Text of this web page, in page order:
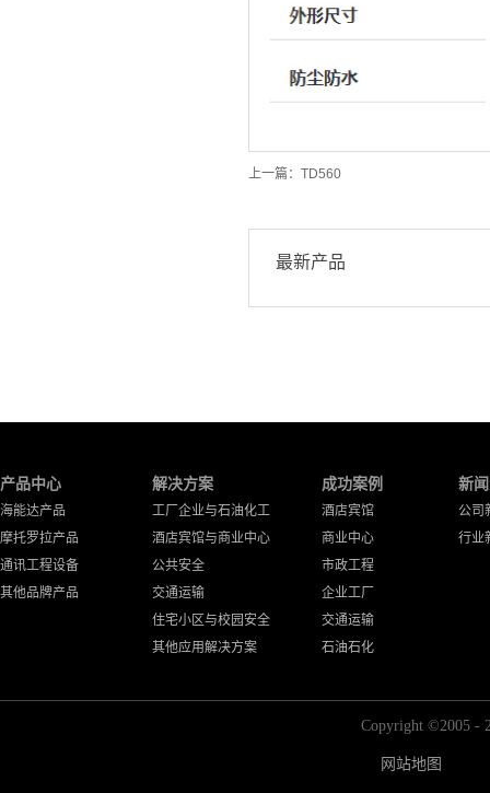
上一篇： TD560
最新产品
产品中心
海能达产品
摩托罗拉产品
通讯工程设备
其他品牌产品
解决方案
工厂企业与石油化工
酒店宾馆与商业中心
公共安全
交通运输
住宅小区与校园安全
其他应用解决方案
成功案例
酒店宾馆
商业中心
市政工程
企业工厂
交通运输
石油石化
新
公司
行业
Copyright ©2005 -
网站地图